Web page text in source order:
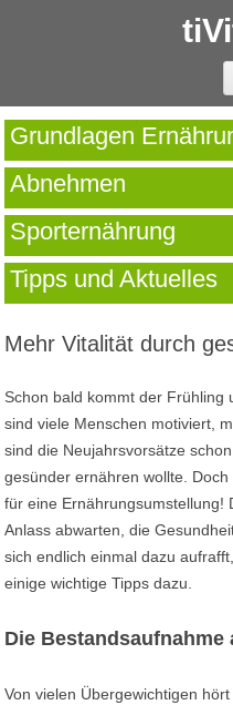
Grundlagen
Abnehmen
Sporternährung
Tipps und Aktuelles
Mehr Vitalität durch
Schon bald kommt der Frühling
sind viele Menschen motiviert,
sind die Neujahrsvorsätze
gesünder ernähren wollte.
für eine Ernährungsumstellung!
Anlass abwarten, die
sich endlich einmal dazu
einige wichtige Tipps dazu.
Die
Von vielen Übergewichtigen